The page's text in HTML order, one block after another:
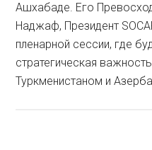
Ашхабаде. Его
Наджаф, Президент
пленарной сессии, где
стратегическая
Туркменистаном и